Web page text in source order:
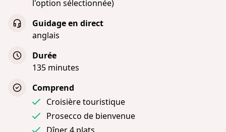
l'option sélectionnée)
Guidage en direct
anglais
Durée
135 minutes
Comprend
Croisière touristique
Prosecco de bienvenue